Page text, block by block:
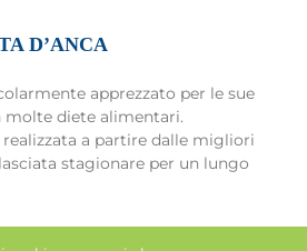
D’ANCA
apprezzato per le sue
molte diete alimentari.
realizzata a partire dalle migliori
stagionare per un lungo